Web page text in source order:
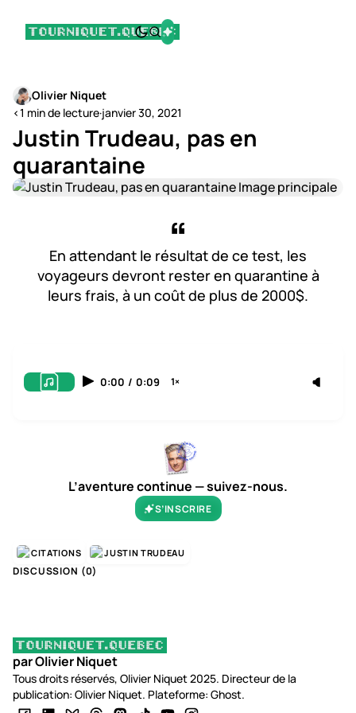
Olivier Niquet
<1 min de lecture·janvier 30, 2021
Justin Trudeau, pas en
quarantaine
En attendant le résultat de ce test, les
voyageurs devront rester en quarantine à
leurs frais, à un coût de plus de 2000$.
0:00 / 0:09 1×
L’aventure continue — suivez-nous.
S’INSCRIRE
CITATIONS JUSTIN TRUDEAU
DISCUSSION (0)
par Olivier Niquet
Tous droits réservés, Olivier Niquet 2025. Directeur de la
publication: Olivier Niquet. Plateforme: Ghost.